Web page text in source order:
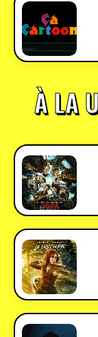
À LA